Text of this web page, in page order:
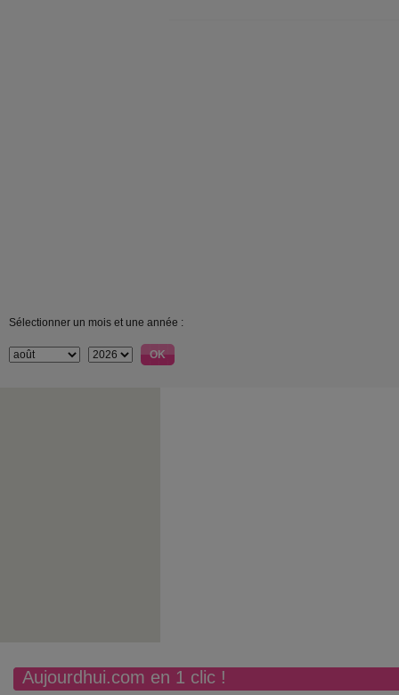
Sélectionner un mois et une année :
Aujourdhui.com en 1 clic !